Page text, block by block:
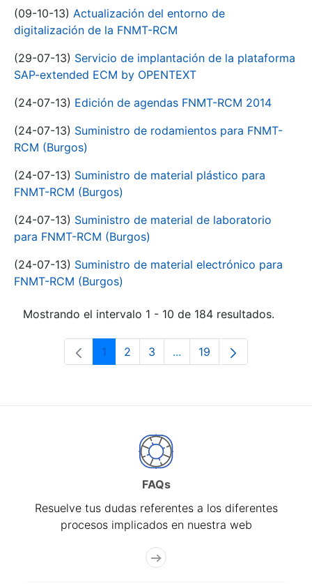
(09-10-13) Actualización del entorno de
digitalización de la FNMT-RCM
(29-07-13) Servicio de implantación de la plataforma
SAP-extended ECM by OPENTEXT
(24-07-13) Edición de agendas FNMT-RCM 2014
(24-07-13) Suministro de rodamientos para FNMT-
RCM (Burgos)
(24-07-13) Suministro de material plástico para
FNMT-RCM (Burgos)
(24-07-13) Suministro de material de laboratorio
para FNMT-RCM (Burgos)
(24-07-13) Suministro de material electrónico para
FNMT-RCM (Burgos)
Mostrando el intervalo 1 - 10 de 184 resultados.
Página
1 Página
2 Página
3 ...Páginas intermedias Use
Página
19
FAQs
Resuelve tus dudas referentes a los diferentes
procesos implicados en nuestra web